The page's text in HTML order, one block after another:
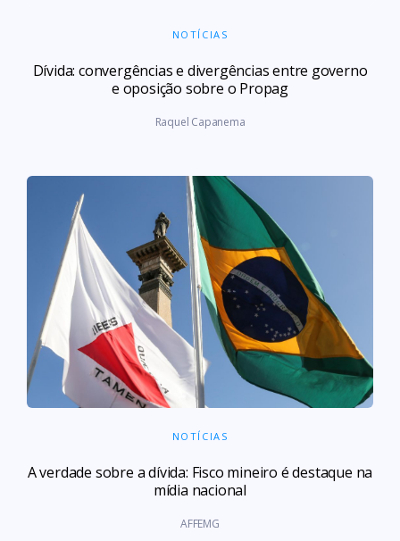
NOTÍCIAS
Dívida: convergências e divergências entre governo
e oposição sobre o Propag
Raquel Capanema
NOTÍCIAS
A verdade sobre a dívida: Fisco mineiro é destaque na
mídia nacional
AFFEMG